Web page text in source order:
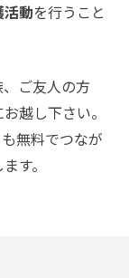
動を行うこと
ご友人の方
越し下さい。
無料でつなが
す。